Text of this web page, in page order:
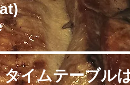
タイムテーブル